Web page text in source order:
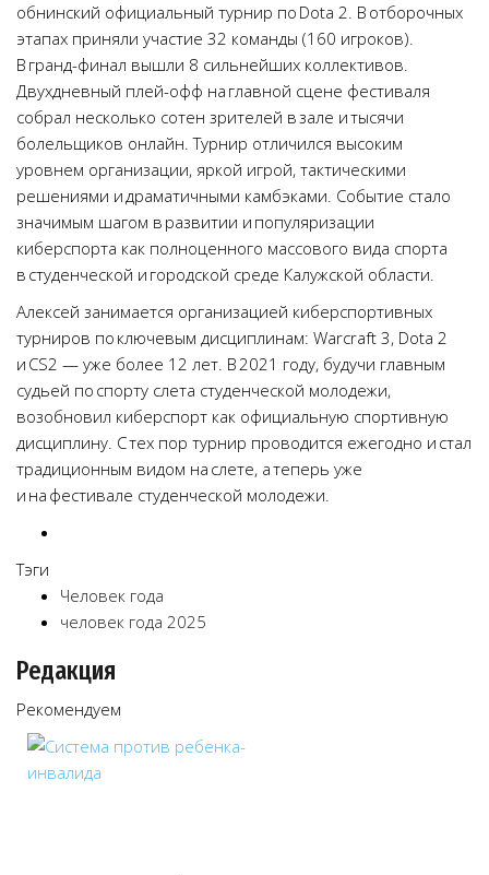
обнинский официальный турнир по Dota 2. В отборочных
этапах приняли участие 32 команды (160 игроков).
В гранд-финал вышли 8 сильнейших коллективов.
Двухдневный плей-офф на главной сцене фестиваля
собрал несколько сотен зрителей в зале и тысячи
болельщиков онлайн. Турнир отличился высоким
уровнем организации, яркой игрой, тактическими
решениями и драматичными камбэками. Событие стало
значимым шагом в развитии и популяризации
киберспорта как полноценного массового вида спорта
в студенческой и городской среде Калужской области.
Алексей занимается организацией киберспортивных
турниров по ключевым дисциплинам: Warcraft 3, Dota 2
и CS2 — уже более 12 лет. В 2021 году, будучи главным
судьей по спорту слета студенческой молодежи,
возобновил киберспорт как официальную спортивную
дисциплину. С тех пор турнир проводится ежегодно и стал
традиционным видом на слете, а теперь уже
и на фестивале студенческой молодежи.
Тэги
Человек года
человек года 2025
Редакция
Рекомендуем